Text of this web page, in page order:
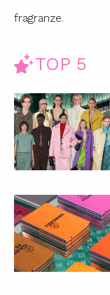
fragranze.
TOP 5